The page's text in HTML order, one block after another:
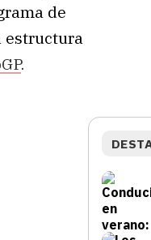
de
estructura
.